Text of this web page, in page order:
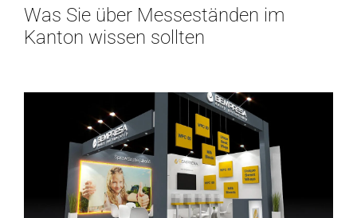
Was Sie über Messeständen im
Kanton wissen sollten